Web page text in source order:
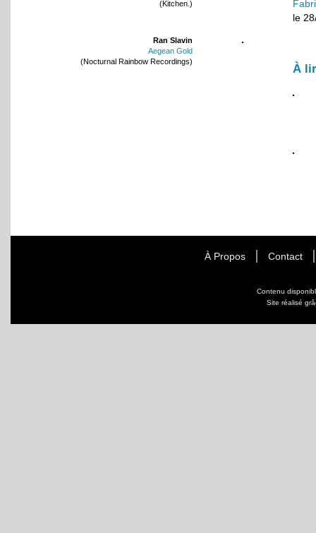
(Kitchen.)
Ran Slavin
Aegean Gold
(Nocturnal Rainbow Recordings)
le
À
À Propos Contact
Contenu
Site réalisé